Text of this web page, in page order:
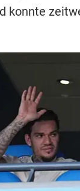
konnte